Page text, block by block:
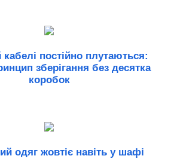
постійно плутаються:
зберігання без десятка
коробок
одяг жовтіє навіть у шафі